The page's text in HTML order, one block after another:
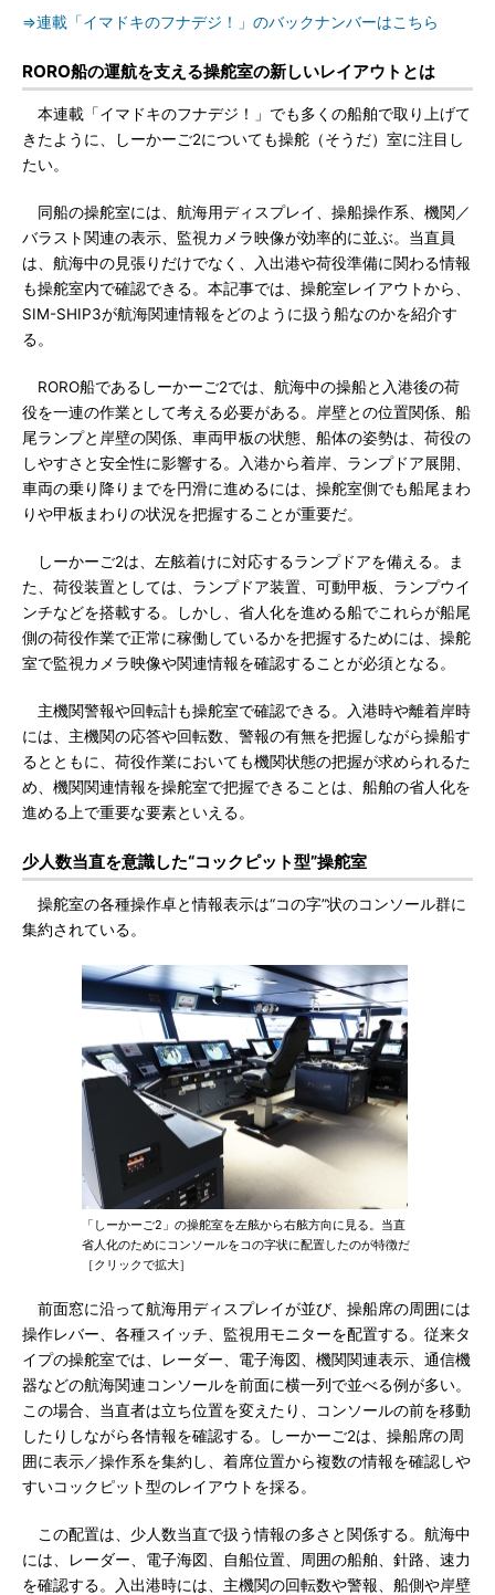
⇒連載「イマドキのフナデジ！」のバックナンバーはこちら
RORO船の運航を支える操舵室の新しいレイアウトとは
本連載「イマドキのフナデジ！」でも多くの船舶で取り上げて
きたように、しーかーご2についても操舵（そうだ）室に注目し
たい。
同船の操舵室には、航海用ディスプレイ、操船操作系、機関／
バラスト関連の表示、監視カメラ映像が効率的に並ぶ。当直員
は、航海中の見張りだけでなく、入出港や荷役準備に関わる情報
も操舵室内で確認できる。本記事では、操舵室レイアウトから、
SIM-SHIP3が航海関連情報をどのように扱う船なのかを紹介す
る。
RORO船であるしーかーご2では、航海中の操船と入港後の荷
役を一連の作業として考える必要がある。岸壁との位置関係、船
尾ランプと岸壁の関係、車両甲板の状態、船体の姿勢は、荷役の
しやすさと安全性に影響する。入港から着岸、ランプドア展開、
車両の乗り降りまでを円滑に進めるには、操舵室側でも船尾まわ
りや甲板まわりの状況を把握することが重要だ。
しーかーご2は、左舷着けに対応するランプドアを備える。ま
た、荷役装置としては、ランプドア装置、可動甲板、ランプウイ
ンチなどを搭載する。しかし、省人化を進める船でこれらが船尾
側の荷役作業で正常に稼働しているかを把握するためには、操舵
室で監視カメラ映像や関連情報を確認することが必須となる。
主機関警報や回転計も操舵室で確認できる。入港時や離着岸時
には、主機関の応答や回転数、警報の有無を把握しながら操船す
るとともに、荷役作業においても機関状態の把握が求められるた
め、機関関連情報を操舵室で把握できることは、船舶の省人化を
進める上で重要な要素といえる。
少人数当直を意識した“コックピット型”操舵室
操舵室の各種操作卓と情報表示は“コの字”状のコンソール群に
集約されている。
「しーかーご2」の操舵室を左舷から右舷方向に見る。当直
省人化のためにコンソールをコの字状に配置したのが特徴だ
［クリックで拡大］
前面窓に沿って航海用ディスプレイが並び、操船席の周囲には
操作レバー、各種スイッチ、監視用モニターを配置する。従来タ
イプの操舵室では、レーダー、電子海図、機関関連表示、通信機
器などの航海関連コンソールを前面に横一列で並べる例が多い。
この場合、当直者は立ち位置を変えたり、コンソールの前を移動
したりしながら各情報を確認する。しーかーご2は、操船席の周
囲に表示／操作系を集約し、着席位置から複数の情報を確認しや
すいコックピット型のレイアウトを採る。
この配置は、少人数当直で扱う情報の多さと関係する。航海中
には、レーダー、電子海図、自船位置、周囲の船舶、針路、速力
を確認する。入出港時には、主機関の回転数や警報、船側や岸壁